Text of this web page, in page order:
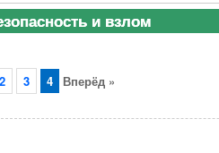
и взлом
2 3 4 Вперёд »